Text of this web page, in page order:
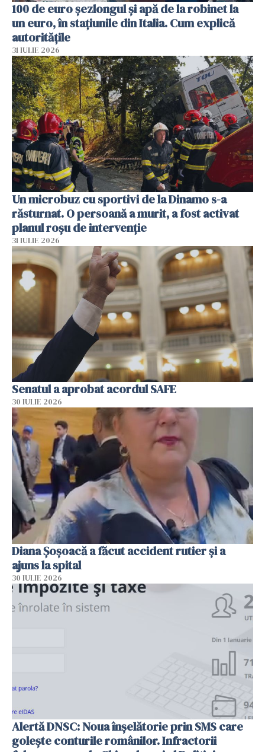
100 de euro șezlongul și apă de la robinet la
un euro, în stațiunile din Italia. Cum explică
autoritățile
31 IULIE 2026
Un microbuz cu sportivi de la Dinamo s-a
răsturnat. O persoană a murit, a fost activat
planul roșu de intervenție
31 IULIE 2026
Senatul a aprobat acordul SAFE
30 IULIE 2026
Diana Șoșoacă a făcut accident rutier și a
ajuns la spital
30 IULIE 2026
Alertă DNSC: Noua înșelătorie prin SMS care
golește conturile românilor. Infractorii